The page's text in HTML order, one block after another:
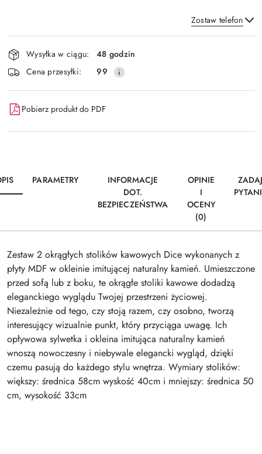
Zostaw telefon
Wyślij
Dostępność
i
dostawa
Wysyłka w ciągu:
48 godzin
Cena przesyłki:
99
Pobierz produkt do PDF
PARAMETRY
INFORMACJE
DOT.
BEZPIECZEŃSTWA
OPINIE
I
OCENY
(0)
Zestaw 2 okrągłych stolików kawowych Dice wykonanych z
płyty MDF w okleinie imitującej naturalny kamień. Umieszczone
przed sofą lub z boku, te okrągłe stoliki kawowe dodadzą
eleganckiego wyglądu Twojej przestrzeni życiowej.
Niezależnie od tego, czy stoją razem, czy osobno, tworzą
interesujący wizualnie punkt, który przyciąga uwagę. Ich
opływowa sylwetka i okleina imitująca naturalny kamień
wnoszą nowoczesny i niebywale elegancki wygląd, dzięki
czemu pasują do każdego stylu wnętrza. Wymiary stolików:
większy: średnica 58cm wyskość 40cm i mniejszy: średnica 50
cm, wysokość 33cm